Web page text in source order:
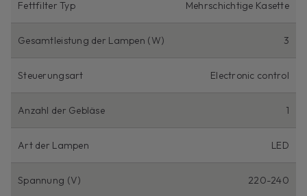
Fettfilter Typ Mehrschichtige Kasette
Gesamtleistung der Lampen (W) 3
Steuerungsart Electronic control
Anzahl der Gebläse 1
Art der Lampen LED
Spannung (V) 220-240